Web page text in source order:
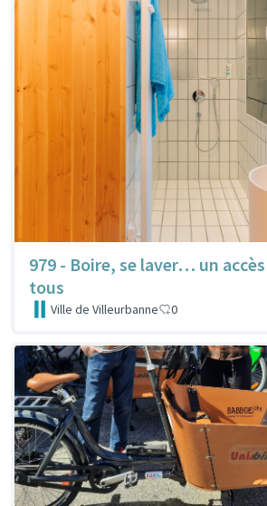
979 - Boire, se laver… un
tous
Ville de Villeurbanne 0